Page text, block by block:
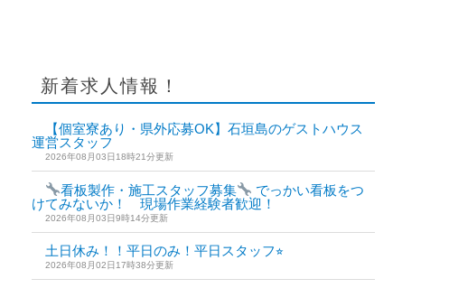
新着求人情報！
【個室寮あり・県外応募OK】石垣島のゲストハウス
運営スタッフ
2026年08月03日18時21分更新
看板製作・施工スタッフ募集
でっかい看板をつ
けてみないか！ 現場作業経験者歓迎！
2026年08月03日9時14分更新
土日休み！！平日のみ！平日スタッフ⭐︎
2026年08月02日17時38分更新